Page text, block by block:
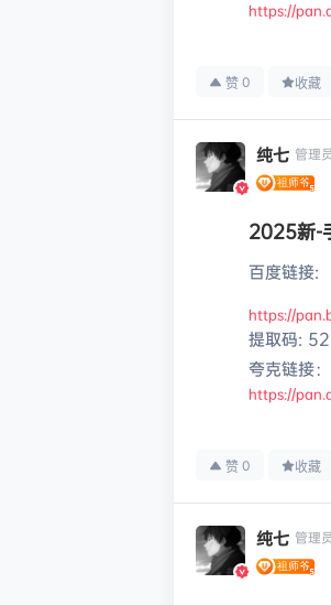
https://
赞 0 收藏
纯七 管理员
2025新-
百度链接:
https://
提取码:
夸克链接：
https://
赞 0 收藏
纯七 管理员